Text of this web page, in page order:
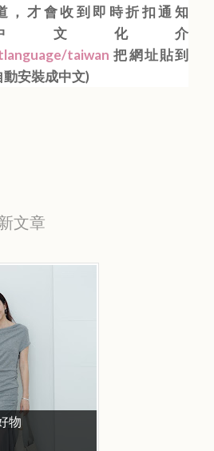
，才會收到即時折扣通知
中文化介
taiwan 把網址貼到
安裝成中文)
文章
物